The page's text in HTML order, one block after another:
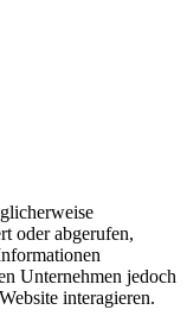
oder abgerufen,
Unternehmen jedoch
interagieren.